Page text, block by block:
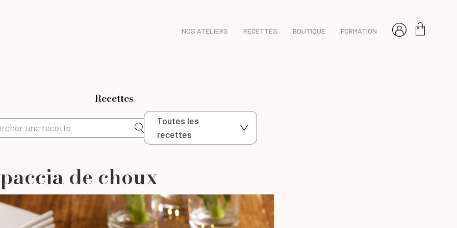
NOS ATELIERS RECETTES BOUTIQUE FORMATION
Recettes
Toutes les
recettes
de choux